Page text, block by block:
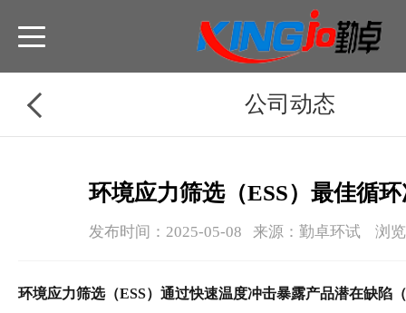
公司动态
环境应力筛选（ESS）最佳循
发布时间：2025-05-08 来源：勤卓环试 浏
环境应力筛选（ESS）通过快速温度冲击暴露产品潜在缺陷